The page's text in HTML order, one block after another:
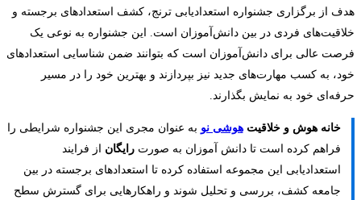
هدف از برگزاری جشنواره استعدادیابی ترنج، کشف استعدادهای برجسته و
خلاقیت‌های فردی در بین دانش‌آموزان است. این جشنواره به نوعی یک
فرصت عالی برای دانش‌آموزان است که بتوانند ضمن شناسایی استعدادهای
خود، به کسب مهارت‌های جدید نیز بپردازند و بهترین خود را در مسیر
حرفه‌ای خود به نمایش بگذارند.
خانه هوش و خلاقیت هوشی نو به عنوان مجری این جشنواره شرایطی را
فراهم کرده است تا دانش آموزان به صورترایگان از فرایند
استعدادیابی این مجموعه استفاده کرده تا استعدادهای برجسته در بین
جامعه کشف، بررسی و تحلیل شوند و راهکارهایی برای گسترش سطح